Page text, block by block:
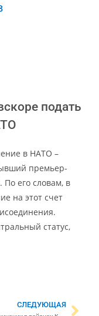
подать
в НАТО –
премьер-
его словам, в
на этот счет
статус,
СЛЕДУЮЩАЯ